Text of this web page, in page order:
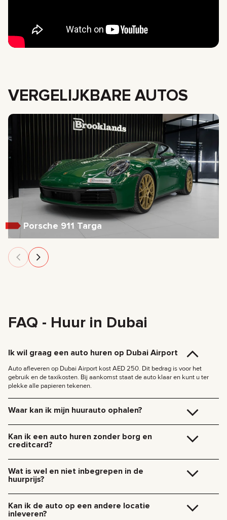
VERGELIJKBARE AUTOS
Porsche 911 Targa
FAQ - Huur in Dubai
Ik wil graag een auto huren op Dubai Airport
Auto afleveren op Dubai Airport kost AED 250. Dit bedrag is voor het
gebruik en de taxikosten. Bij aankomst staat de auto klaar en kunt u ter
plekke alle papieren tekenen.
Waar kan ik mijn huurauto ophalen?
Airport. We komen naar u toe op de afgesproken locatie en regelen alle
papieren ter plekke.
235 AED (+5% btw) voor bezorging ‘s nachts (21:00 – 09:00)
Bezorging naar andere emiraten is beschikbaar op aanvraag.
Kan ik een auto huren zonder borg en
creditcard?
inclusief contant geld of cryptocurrency.
Wat is wel en niet inbegrepen in de
huurprijs?
24/7.
Extra kosten zijn: benzine, tolwegen, boetes, overmatig aantal kilometers.
Kan ik de auto op een andere locatie
inleveren?